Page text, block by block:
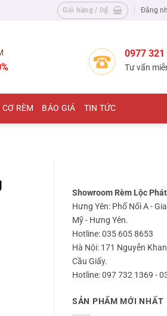
Giỏ hàng /0₫ Đăng
0977 321
Tư vấn
RÈM BÁO GIÁ TIN TỨC
Showroom Rèm Lộc Phát
Hưng Yên: Phố Nối A -
Mỹ - Hưng Yên.
Hotline: 035 605 8653
Hà Nội: 171 Nguyễn
Cầu Giấy.
Hotline: 097 732 1369 -
SẢN PHẨM MỚI NHẤT